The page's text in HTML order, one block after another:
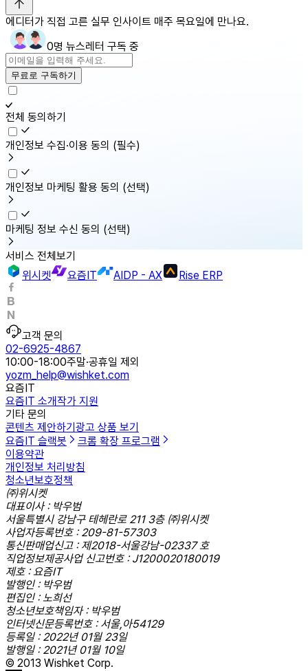
에디터가 직접 고른 실무 인사이트 매주 목요일에 만나요.
0명 뉴스레터 구독 중
무료로 구독하기
전체 동의하기
개인정보 수집·이용 동의 (필수)
개인정보 마케팅 활용 동의 (선택)
마케팅 정보 수신 동의 (선택)
서비스 전체보기
위시켓
요즘IT AIDP - AX Rise ERP
고객 문의
02-6925-4867
10:00-18:00주말·공휴일 제외
yozm_help@wishket.com
요즘IT
요즘IT 소개작가 지원
기타 문의
콘텐츠 제안하기 광고 상품 보기
요즘IT 슬랙봇
크롬 확장 프로그램
이용약관
개인정보 처리방침
청소년보호정책
㈜위시켓
대표이사 : 박우범
서울특별시 강남구 테헤란로 211 3층 ㈜위시켓
사업자등록번호 : 209-81-57303
통신판매업신고 : 제2018-서울강남-02337 호
직업정보제공사업 신고번호 : J1200020180019
제호 : 요즘IT
발행인 : 박우범
편집인 : 노희선
청소년보호책임자 : 박우범
인터넷신문등록번호 : 서울,아54129
등록일 : 2022년 01월 23일
발행일 : 2021년 01월 10일
© 2013 Wishket Corp.